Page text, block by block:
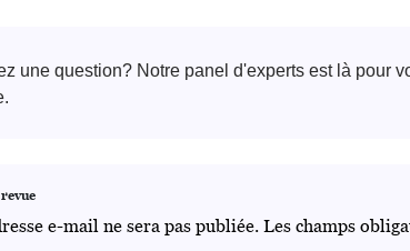
une question? Notre panel d'experts est là pour
e-mail ne sera pas publiée. Les champs